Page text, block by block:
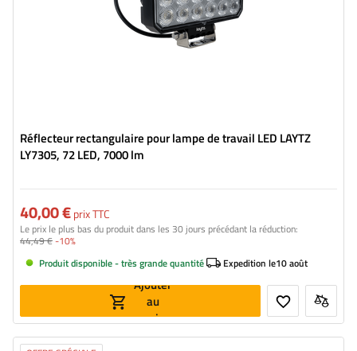
Réflecteur rectangulaire pour lampe de travail LED LAYTZ
LY7305, 72 LED, 7000 lm
40,00 €prix TTC
Le prix le plus bas du produit dans les 30 jours précédant la réduction:
44,49 €-10%
Produit disponible - très grande quantité
Expedition le10 août
Ajouter
au
panier